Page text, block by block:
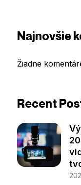
Najnovšie
Žiadne
Recent